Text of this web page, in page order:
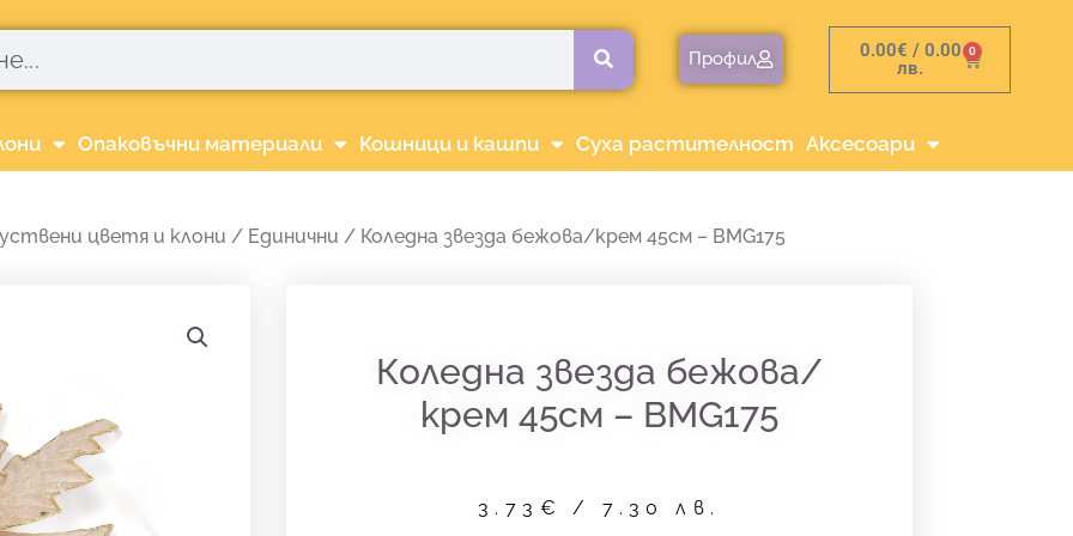
Профил 0.00€ / 0.00
лв.
0
Cart
Опаковъчни материали Кошници и кашпи Суха растителност Аксесоари
цветя и клони / Единични / Коледна звезда бежова/крем 45см – BMG175
Коледна звезда бежова/
крем 45см – BMG175
3.73 € / 7.30 лв.